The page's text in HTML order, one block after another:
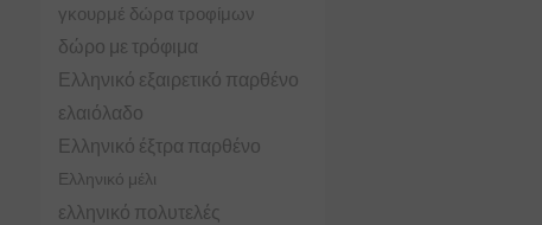
γκουρμέ δώρα τροφίμων
δώρο με τρόφιμα
Ελληνικό εξαιρετικό παρθένο
ελαιόλαδο
Ελληνικό έξτρα παρθένο
Ελληνικό μέλι
ελληνικό πολυτελές